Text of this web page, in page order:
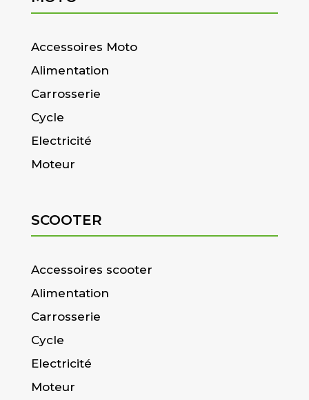
Accessoires Moto
Alimentation
Carrosserie
Cycle
Electricité
Moteur
SCOOTER
Accessoires scooter
Alimentation
Carrosserie
Cycle
Electricité
Moteur